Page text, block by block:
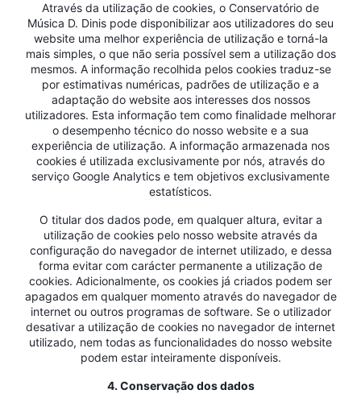
Através da utilização de cookies, o Conservatório de
Música D. Dinis pode disponibilizar aos utilizadores do seu
website uma melhor experiência de utilização e torná-la
mais simples, o que não seria possível sem a utilização dos
mesmos. A informação recolhida pelos cookies traduz-se
por estimativas numéricas, padrões de utilização e a
adaptação do website aos interesses dos nossos
utilizadores. Esta informação tem como finalidade melhorar
o desempenho técnico do nosso website e a sua
experiência de utilização. A informação armazenada nos
cookies é utilizada exclusivamente por nós, através do
serviço Google Analytics e tem objetivos exclusivamente
estatísticos.
O titular dos dados pode, em qualquer altura, evitar a
utilização de cookies pelo nosso website através da
configuração do navegador de internet utilizado, e dessa
forma evitar com carácter permanente a utilização de
cookies. Adicionalmente, os cookies já criados podem ser
apagados em qualquer momento através do navegador de
internet ou outros programas de software. Se o utilizador
desativar a utilização de cookies no navegador de internet
utilizado, nem todas as funcionalidades do nosso website
podem estar inteiramente disponíveis.
4. Conservação dos dados